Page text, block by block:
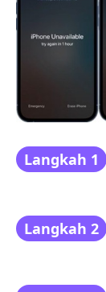
Langkah 1
Langkah 2